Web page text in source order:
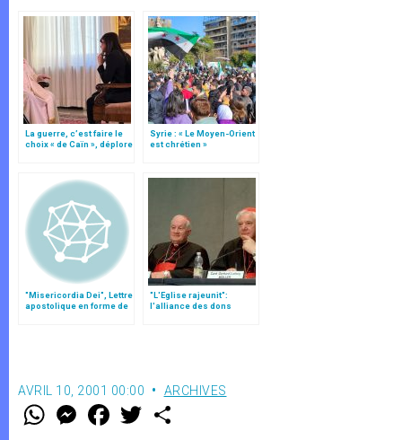
La guerre, c’est faire le
choix « de Caïn », déplore
Syrie : « Le Moyen-Orient
est chrétien »
"Misericordia Dei", Lettre
apostolique en forme de
"L'Eglise rajeunit":
l'alliance des dons
AVRIL 10, 2001 00:00 ARCHIVES
W M
e
F
a w